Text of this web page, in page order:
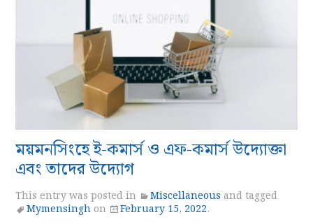
ময়মনসিংহে ই-কমার্স ও এফ-কমার্স উদ্যোক্তা
এবং তাদের উদ্যোগ
This entry was posted in Miscellaneous and tagged
Mymensinghon February 15, 2022.